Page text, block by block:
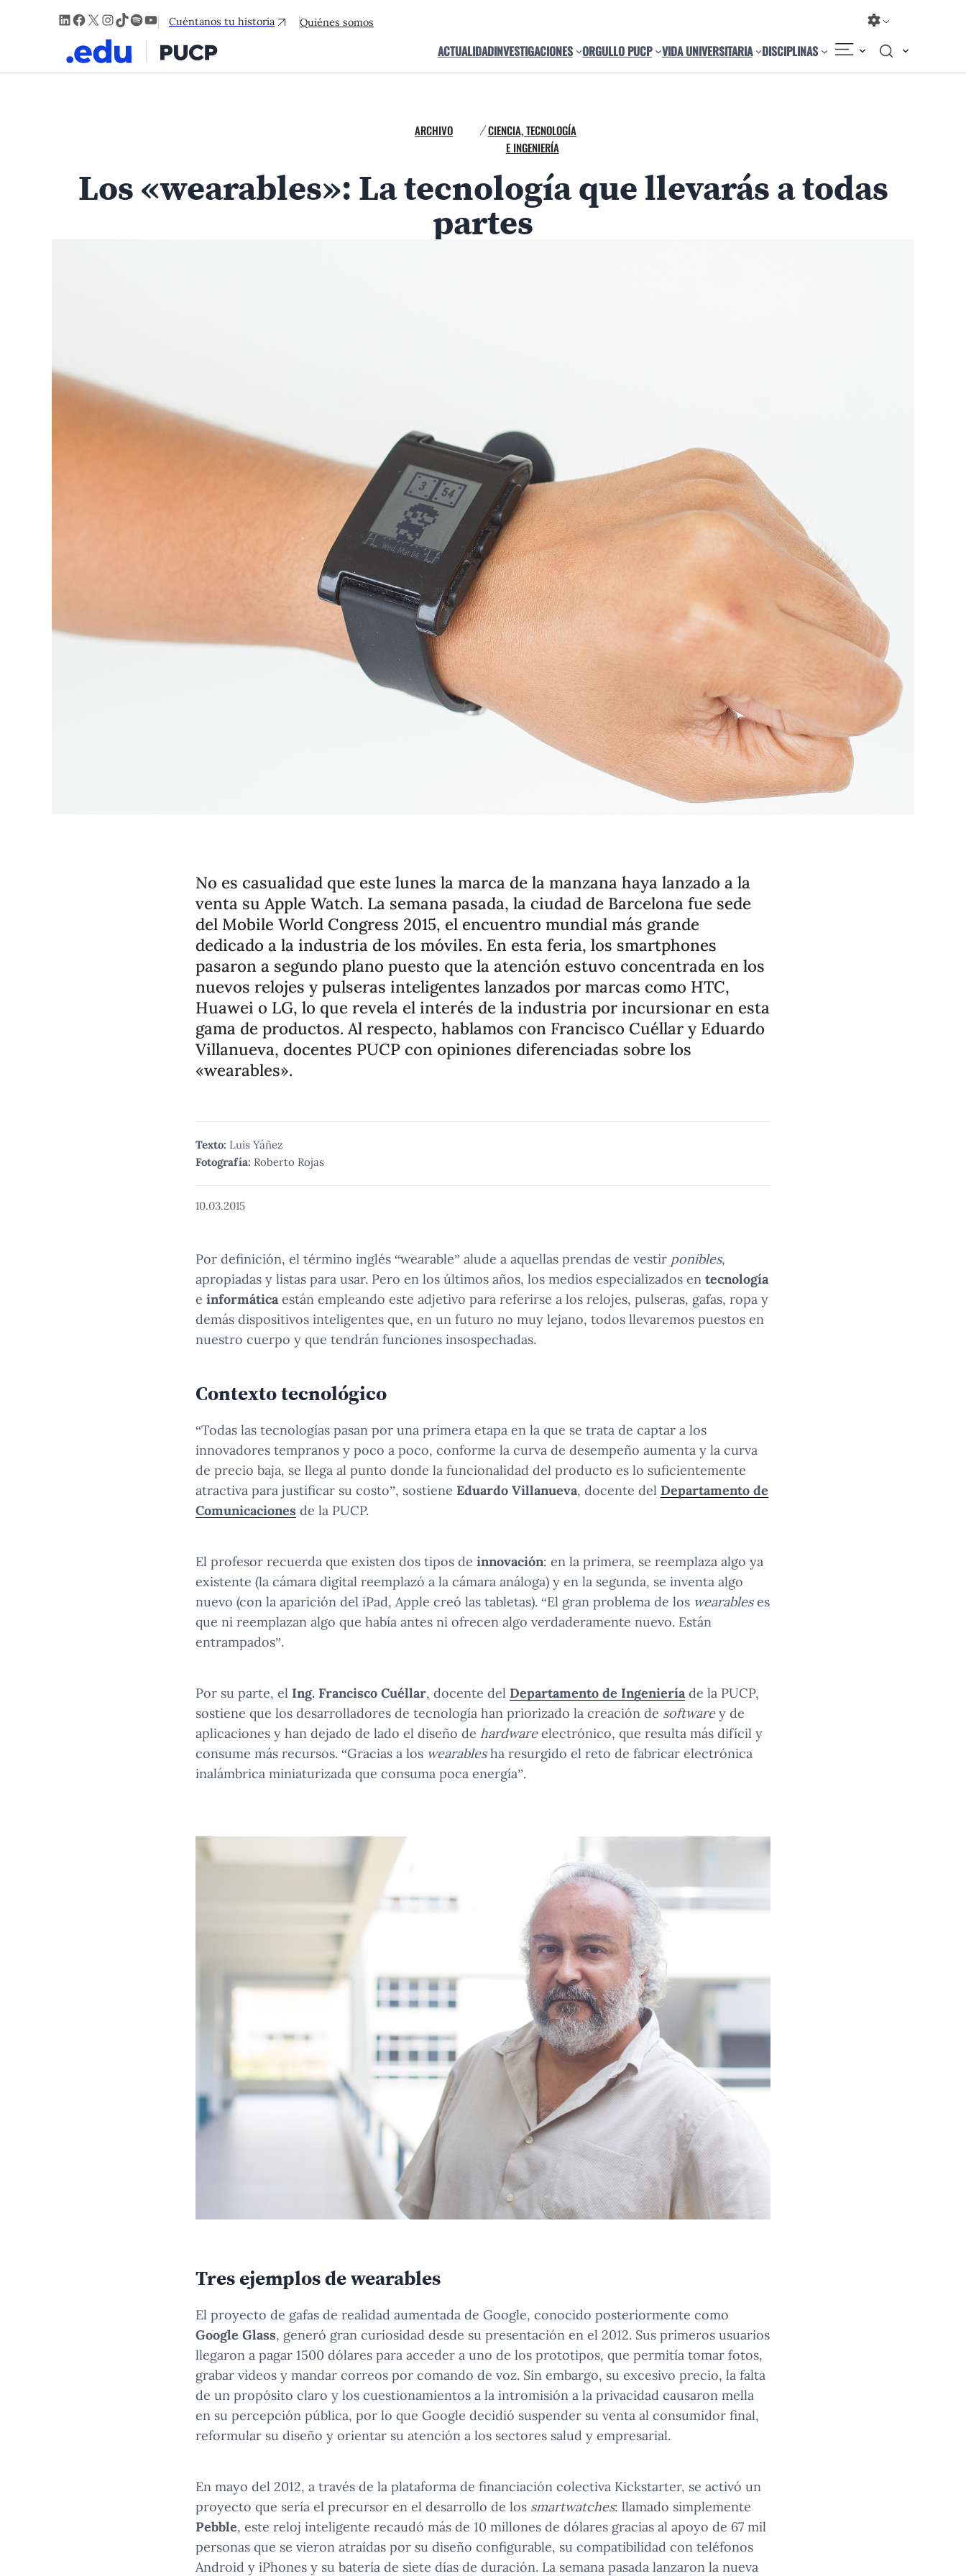
LinkedIn
Facebook
X Instagram
TikTok
Spotify
YouTube
Cuéntanos tu historia Quiénes somos
ACTUALIDADINVESTIGACIONES ORGULLO PUCP VIDA UNIVERSITARIA DISCIPLINAS
ARCHIVO /CIENCIA, TECNOLOGÍA
E INGENIERÍA
Los «wearables»: La tecnología que llevarás a todas
partes
No es casualidad que este lunes la marca de la manzana haya lanzado a la
venta su Apple Watch. La semana pasada, la ciudad de Barcelona fue sede
del Mobile World Congress 2015, el encuentro mundial más grande
dedicado a la industria de los móviles. En esta feria, los smartphones
pasaron a segundo plano puesto que la atención estuvo concentrada en los
nuevos relojes y pulseras inteligentes lanzados por marcas como HTC,
Huawei o LG, lo que revela el interés de la industria por incursionar en esta
gama de productos. Al respecto, hablamos con Francisco Cuéllar y Eduardo
Villanueva, docentes PUCP con opiniones diferenciadas sobre los
«wearables».
Texto: Luis Yáñez
Fotografía: Roberto Rojas
10.03.2015
Por definición, el término inglés “wearable” alude a aquellas prendas de vestir ponibles,
apropiadas y listas para usar. Pero en los últimos años, los medios especializados en tecnología
e informáticaestán empleando este adjetivo para referirse a los relojes, pulseras, gafas, ropa y
demás dispositivos inteligentes que, en un futuro no muy lejano, todos llevaremos puestos en
nuestro cuerpo y que tendrán funciones insospechadas.
Contexto tecnológico
“Todas las tecnologías pasan por una primera etapa en la que se trata de captar a los
innovadores tempranos y poco a poco, conforme la curva de desempeño aumenta y la curva
de precio baja, se llega al punto donde la funcionalidad del producto es lo suficientemente
atractiva para justificar su costo”, sostiene Eduardo Villanueva, docente del Departamento de
Comunicaciones de la PUCP.
El profesor recuerda que existen dos tipos de innovación: en la primera, se reemplaza algo ya
existente (la cámara digital reemplazó a la cámara análoga) y en la segunda, se inventa algo
nuevo (con la aparición del iPad, Apple creó las tabletas). “El gran problema de los wearableses
que ni reemplazan algo que había antes ni ofrecen algo verdaderamente nuevo. Están
entrampados”.
Por su parte, el Ing. Francisco Cuéllar, docente del Departamento de Ingenieríade la PUCP,
sostiene que los desarrolladores de tecnología han priorizado la creación de softwarey de
aplicaciones y han dejado de lado el diseño de hardwareelectrónico, que resulta más difícil y
consume más recursos. “Gracias a los wearablesha resurgido el reto de fabricar electrónica
inalámbrica miniaturizada que consuma poca energía”.
Tres ejemplos de wearables
El proyecto de gafas de realidad aumentada de Google, conocido posteriormente como
Google Glass, generó gran curiosidad desde su presentación en el 2012. Sus primeros usuarios
llegaron a pagar 1500 dólares para acceder a uno de los prototipos, que permitía tomar fotos,
grabar videos y mandar correos por comando de voz. Sin embargo, su excesivo precio, la falta
de un propósito claro y los cuestionamientos a la intromisión a la privacidad causaron mella
en su percepción pública, por lo que Google decidió suspender su venta al consumidor final,
reformular su diseño y orientar su atención a los sectores salud y empresarial.
En mayo del 2012, a través de la plataforma de financiación colectiva Kickstarter, se activó un
proyecto que sería el precursor en el desarrollo de los smartwatches: llamado simplemente
Pebble, este reloj inteligente recaudó más de 10 millones de dólares gracias al apoyo de 67 mil
personas que se vieron atraídas por su diseño configurable, su compatibilidad con teléfonos
Android y iPhones y su batería de siete días de duración. La semana pasada lanzaron la nueva